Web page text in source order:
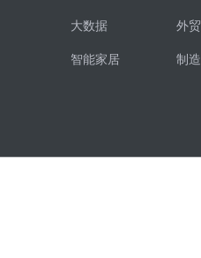
大数据 外
智能家居 制